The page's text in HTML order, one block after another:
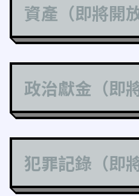
資產（即將開放
政治獻金（即
犯罪記錄（即